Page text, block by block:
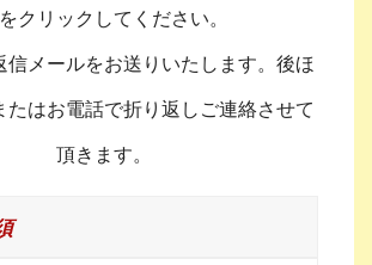
クリックしてください。
信メールをお送りいたします。後ほ
たはお電話で折り返しご連絡させて
頂きます。